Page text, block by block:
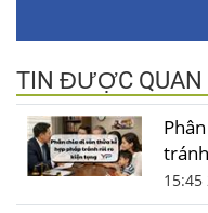
TIN ĐƯỢC QUAN
15:45